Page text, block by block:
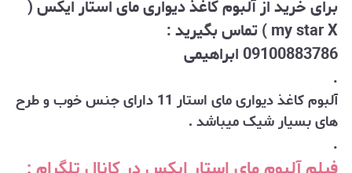
برای خرید از آلبوم کاغذ دیواری مای استار ایکس (
my star X ) تماس بگیرید :
09100883786 ابراهیمی
.
آلبوم کاغذ دیواری مای استار 11 دارای جنس خوب و طرح
های بسیار شیک میباشد .
.